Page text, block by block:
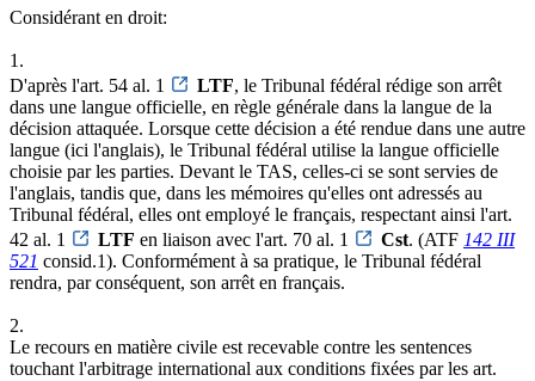
Considérant en droit:
1.
D'après l'art. 54 al. 1
LTF, le Tribunal fédéral rédige son arrêt
dans une langue officielle, en règle générale dans la langue de la
décision attaquée. Lorsque cette décision a été rendue dans une autre
langue (ici l'anglais), le Tribunal fédéral utilise la langue officielle
choisie par les parties. Devant le TAS, celles-ci se sont servies de
l'anglais, tandis que, dans les mémoires qu'elles ont adressés au
Tribunal fédéral, elles ont employé le français, respectant ainsi l'art.
42 al. 1
LTF en liaison avec l'art. 70 al. 1 Cst. (ATF 142 III
521 consid.1). Conformément à sa pratique, le Tribunal fédéral
rendra, par conséquent, son arrêt en français.
2.
Le recours en matière civile est recevable contre les sentences
touchant l'arbitrage international aux conditions fixées par les art.